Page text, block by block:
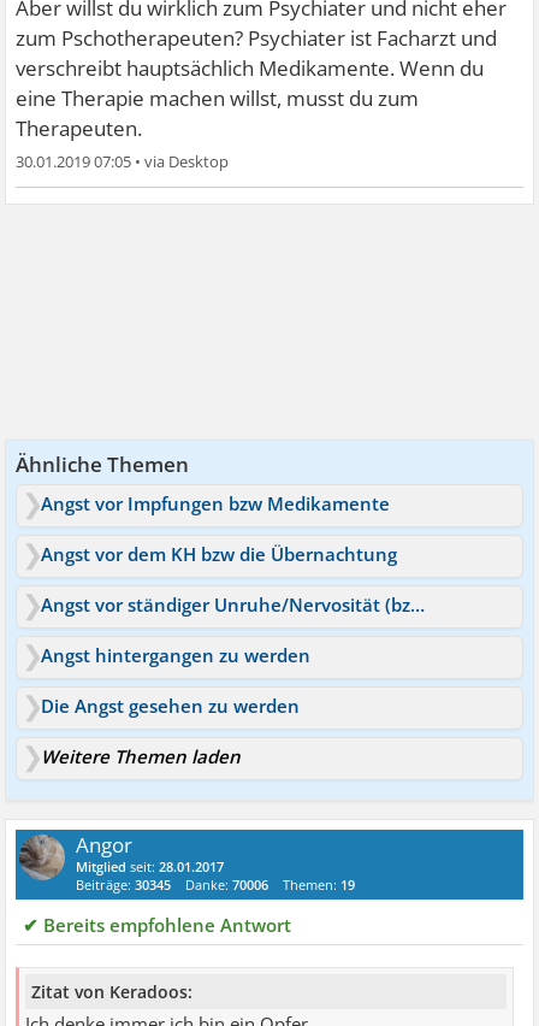
Aber willst du wirklich zum Psychiater und nicht eher
zum Pschotherapeuten? Psychiater ist Facharzt und
verschreibt hauptsächlich Medikamente. Wenn du
eine Therapie machen willst, musst du zum
Therapeuten.
30.01.2019 07:05 •
Ähnliche Themen
Angst vor Impfungen bzw Medikamente
Angst vor dem KH bzw die Übernachtung
Angst vor ständiger Unruhe/Nervosität (bzw chonische Unruhe)
Angst hintergangen zu werden
Die Angst gesehen zu werden
Weitere Themen laden
Angor
Mitglied seit:28.01.2017
Beiträge:30345 Danke:70006 Themen: 19
✔ Bereits empfohlene Antwort
Zitat von Keradoos: